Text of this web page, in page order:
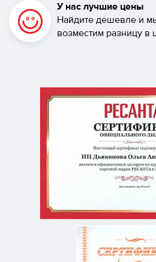
У нас лучшие цены
Найдите дешевле и
возместим разницу в